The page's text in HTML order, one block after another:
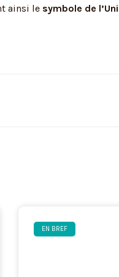
ainsi le symbole de
EN BREF